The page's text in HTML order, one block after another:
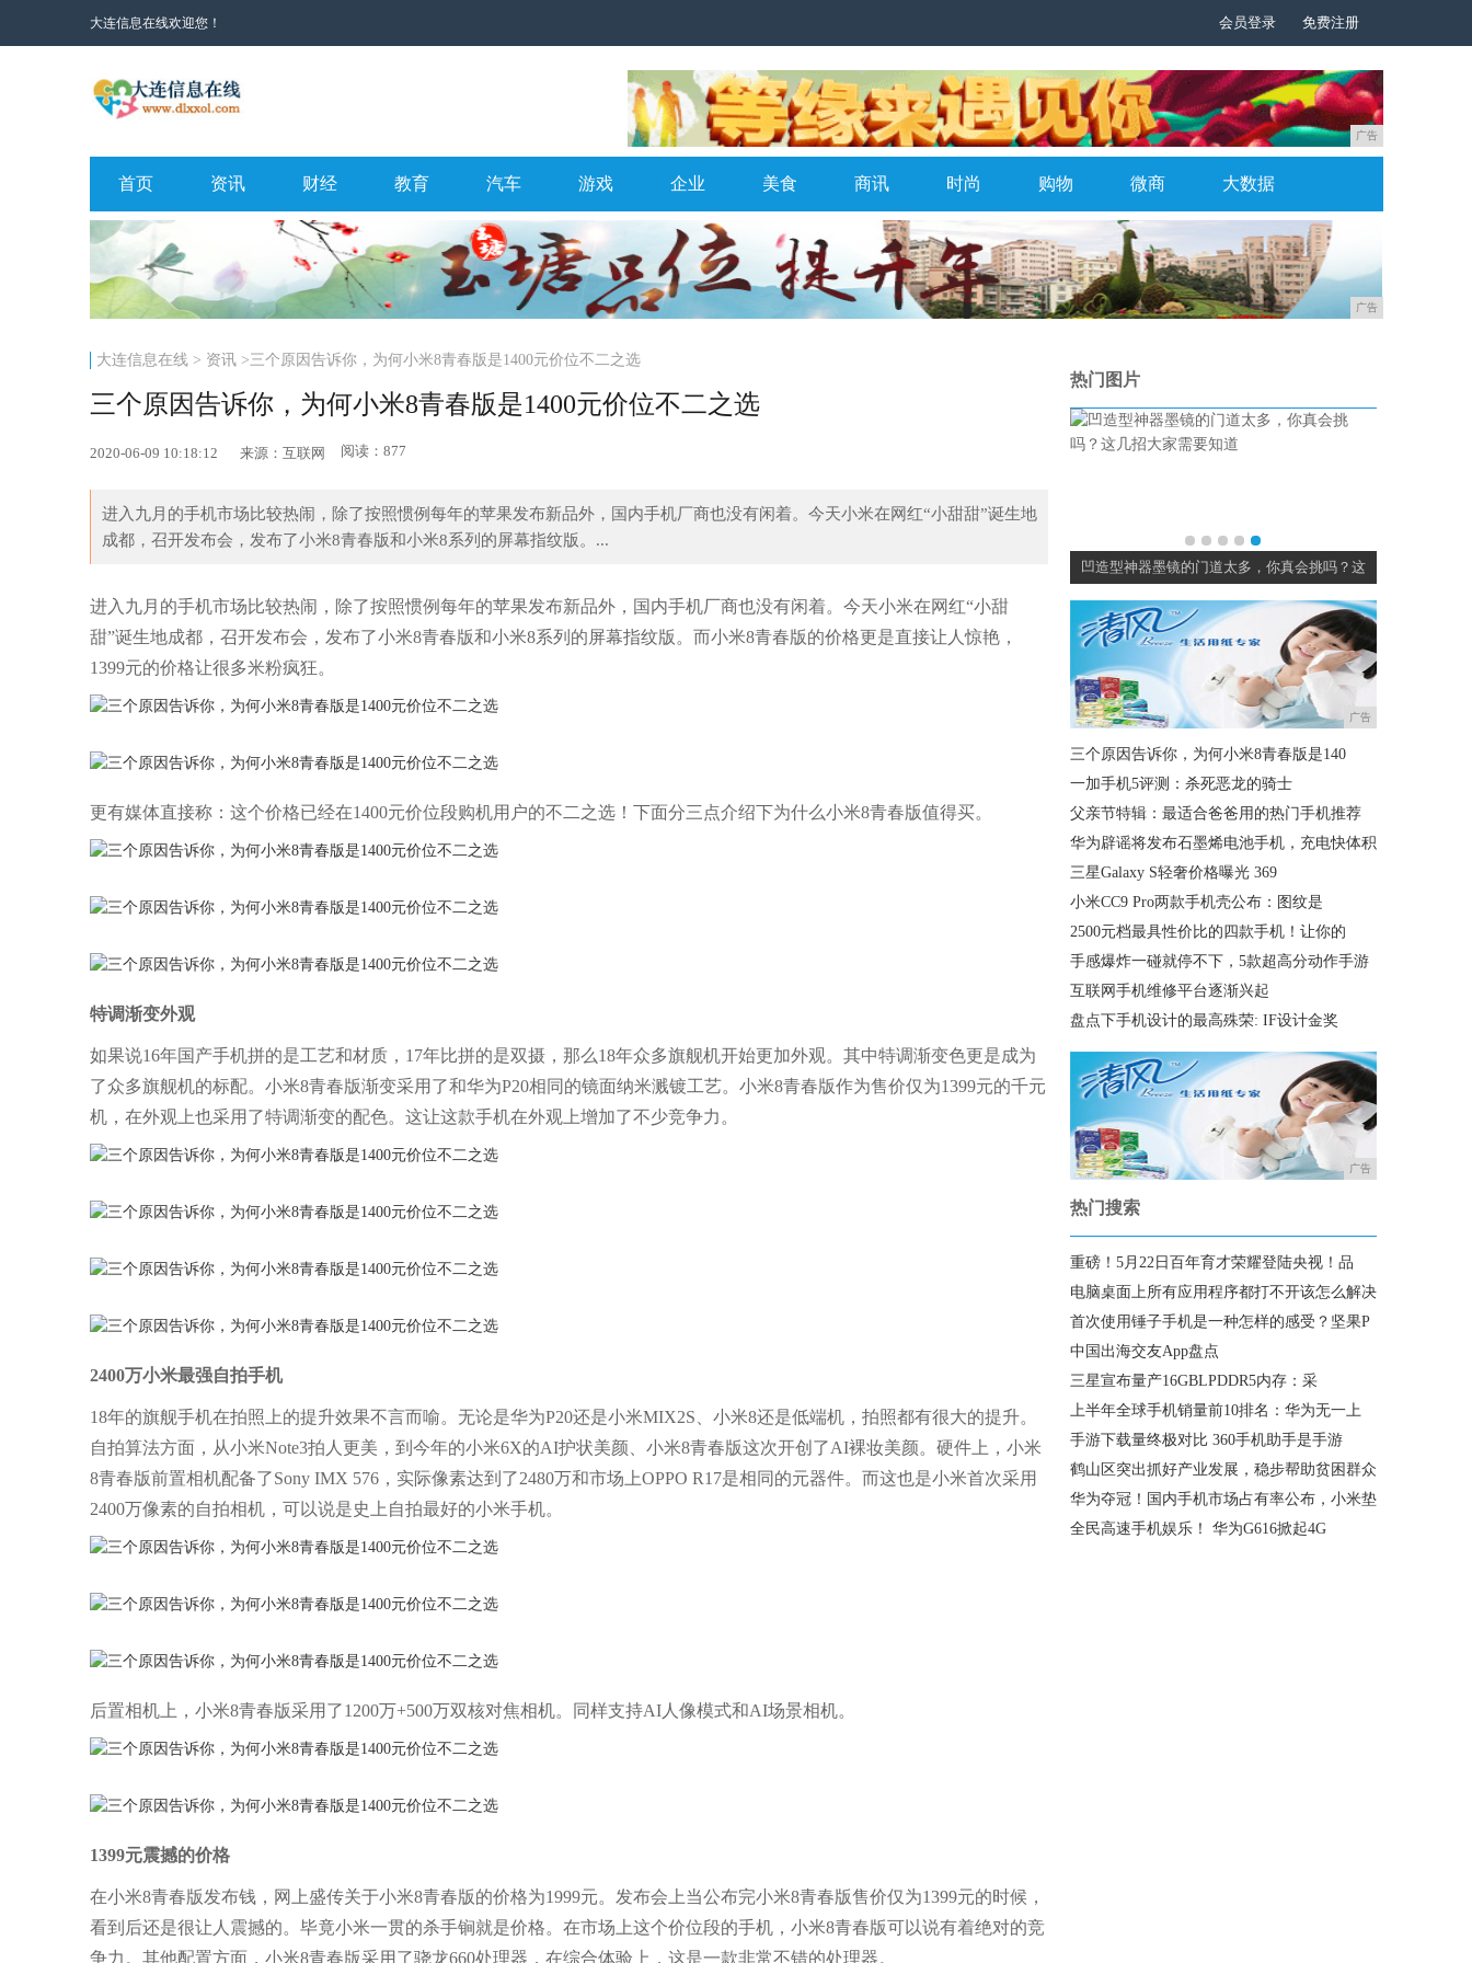
大连信息在线欢迎您！ 会员登录 免费注册
广告
首页 资讯 财经 教育 汽车 游戏 企业 美食 商讯 时尚 购物 微商 大数据
广告
大连信息在线> 资讯>三个原因告诉你，为何小米8青春版是1400元价位不二之选
三个原因告诉你，为何小米8青春版是1400元价位不二之选
2020-06-09 10:18:12 来源：互联网 阅读：877
进入九月的手机市场比较热闹，除了按照惯例每年的苹果发布新品外，国内手机厂商也没有闲着。今天小米在网红“小甜甜”诞生地
成都，召开发布会，发布了小米8青春版和小米8系列的屏幕指纹版。...
进入九月的手机市场比较热闹，除了按照惯例每年的苹果发布新品外，国内手机厂商也没有闲着。今天小米在网红“小甜
甜”诞生地成都，召开发布会，发布了小米8青春版和小米8系列的屏幕指纹版。而小米8青春版的价格更是直接让人惊艳，
1399元的价格让很多米粉疯狂。
更有媒体直接称：这个价格已经在1400元价位段购机用户的不二之选！下面分三点介绍下为什么小米8青春版值得买。
特调渐变外观
如果说16年国产手机拼的是工艺和材质，17年比拼的是双摄，那么18年众多旗舰机开始更加外观。其中特调渐变色更是成为
了众多旗舰机的标配。小米8青春版渐变采用了和华为P20相同的镜面纳米溅镀工艺。小米8青春版作为售价仅为1399元的千元
机，在外观上也采用了特调渐变的配色。这让这款手机在外观上增加了不少竞争力。
2400万小米最强自拍手机
18年的旗舰手机在拍照上的提升效果不言而喻。无论是华为P20还是小米MIX2S、小米8还是低端机，拍照都有很大的提升。
自拍算法方面，从小米Note3拍人更美，到今年的小米6X的AI护状美颜、小米8青春版这次开创了AI裸妆美颜。硬件上，小米
8青春版前置相机配备了Sony IMX 576，实际像素达到了2480万和市场上OPPO R17是相同的元器件。而这也是小米首次采用
2400万像素的自拍相机，可以说是史上自拍最好的小米手机。
后置相机上，小米8青春版采用了1200万+500万双核对焦相机。同样支持AI人像模式和AI场景相机。
1399元震撼的价格
在小米8青春版发布钱，网上盛传关于小米8青春版的价格为1999元。发布会上当公布完小米8青春版售价仅为1399元的时候，
看到后还是很让人震撼的。毕竟小米一贯的杀手锏就是价格。在市场上这个价位段的手机，小米8青春版可以说有着绝对的竞
争力。其他配置方面，小米8青春版采用了骁龙660处理器，在综合体验上，这是一款非常不错的处理器。
热门图片
，我选择简约精 凹造型神器墨镜的门道太多，你真会挑吗？这
广告
三个原因告诉你，为何小米8青春版是140
一加手机5评测：杀死恶龙的骑士
父亲节特辑：最适合爸爸用的热门手机推荐
华为辟谣将发布石墨烯电池手机，充电快体积
三星Galaxy S轻奢价格曝光 369
小米CC9 Pro两款手机壳公布：图纹是
2500元档最具性价比的四款手机！让你的
手感爆炸一碰就停不下，5款超高分动作手游
互联网手机维修平台逐渐兴起
盘点下手机设计的最高殊荣: IF设计金奖
广告
热门搜索
重磅！5月22日百年育才荣耀登陆央视！品
电脑桌面上所有应用程序都打不开该怎么解决
首次使用锤子手机是一种怎样的感受？坚果P
中国出海交友App盘点
三星宣布量产16GBLPDDR5内存：采
上半年全球手机销量前10排名：华为无一上
手游下载量终极对比 360手机助手是手游
鹤山区突出抓好产业发展，稳步帮助贫困群众
华为夺冠！国内手机市场占有率公布，小米垫
全民高速手机娱乐！ 华为G616掀起4G